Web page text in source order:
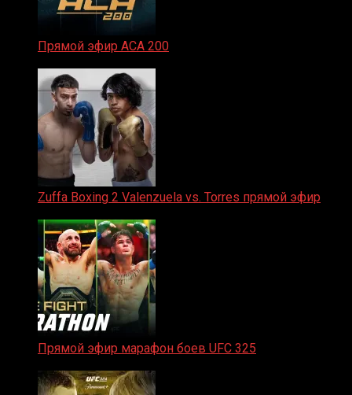
Прямой эфир ACA 200
Zuffa Boxing 2 Valenzuela vs. Torres прямой эфир
Прямой эфир марафон боев UFC 325